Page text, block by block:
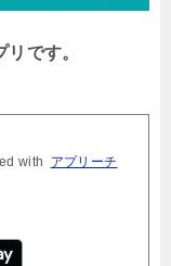
です。
with アプリーチ